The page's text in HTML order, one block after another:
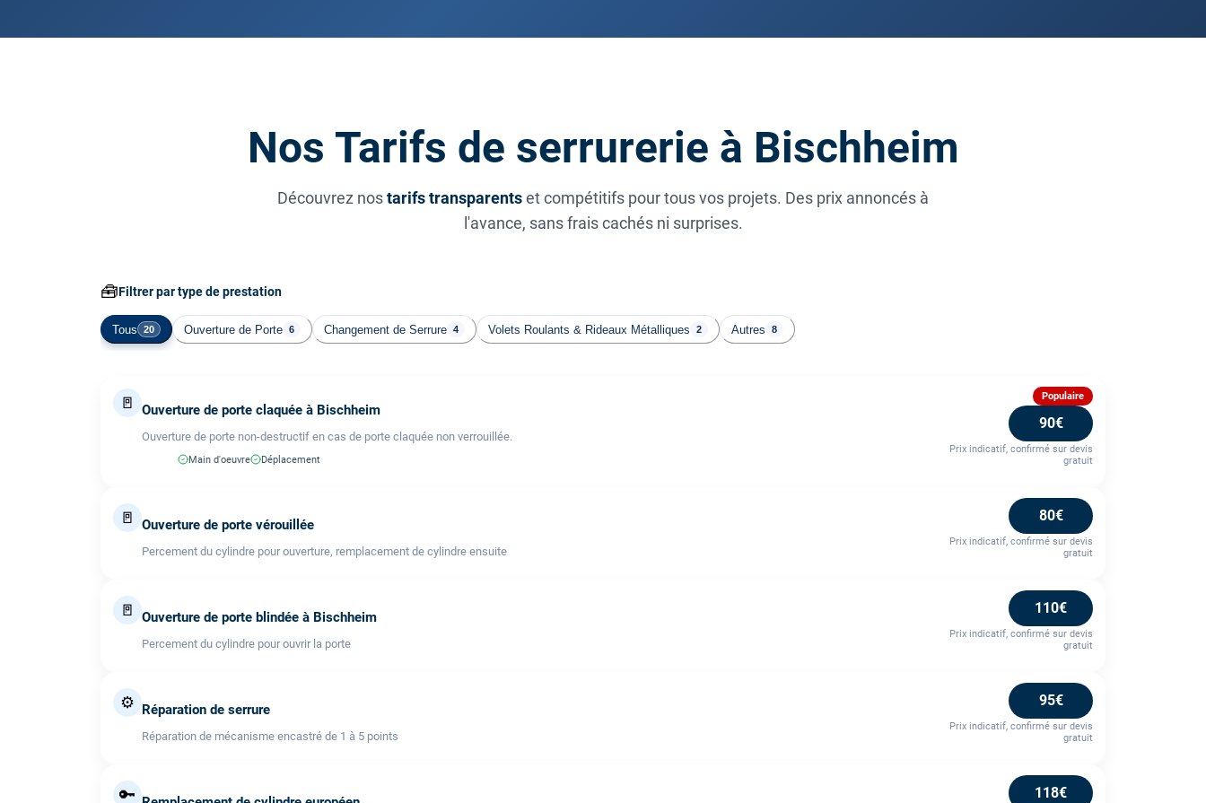
Nos Tarifs de serrurerie à Bischheim
Découvrez nostarifs transparentset compétitifs pour tous vos projets. Des prix annoncés à
l'avance, sans frais cachés ni surprises.
🧰Filtrer par type de prestation
Tous 20 Ouverture de Porte 6 Changement de Serrure 4 Volets Roulants & Rideaux Métalliques 2 Autres 8
🚪 Ouverture de porte claquée à Bischheim
Ouverture de porte non-destructif en cas de porte claquée non verrouillée.
Main d'oeuvre Déplacement
Populaire
90€
Prix indicatif, confirmé sur devis
gratuit
🚪 Ouverture de porte vérouillée
Percement du cylindre pour ouverture, remplacement de cylindre ensuite
80€
Prix indicatif, confirmé sur devis
gratuit
🚪 Ouverture de porte blindée à Bischheim
Percement du cylindre pour ouvrir la porte
110€
Prix indicatif, confirmé sur devis
gratuit
⚙️ Réparation de serrure
Réparation de mécanisme encastré de 1 à 5 points
95€
Prix indicatif, confirmé sur devis
gratuit
🔑 118€